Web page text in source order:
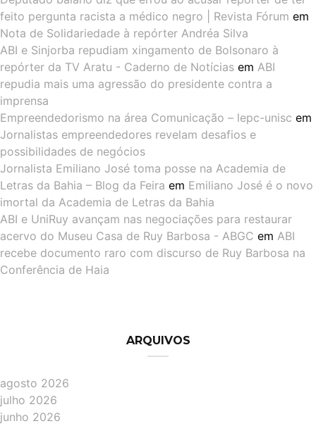
feito pergunta racista a médico negro | Revista Fórum em
Nota de Solidariedade à repórter Andréa Silva
ABI e Sinjorba repudiam xingamento de Bolsonaro à
repórter da TV Aratu - Caderno de Notícias em ABI
repudia mais uma agressão do presidente contra a
imprensa
Empreendedorismo na área Comunicação – lepc-unisc em
Jornalistas empreendedores revelam desafios e
possibilidades de negócios
Jornalista Emiliano José toma posse na Academia de
Letras da Bahia – Blog da Feira em Emiliano José é o novo
imortal da Academia de Letras da Bahia
ABI e UniRuy avançam nas negociações para restaurar
acervo do Museu Casa de Ruy Barbosa - ABGC em ABI
recebe documento raro com discurso de Ruy Barbosa na
Conferência de Haia
ARQUIVOS
agosto 2026
julho 2026
junho 2026